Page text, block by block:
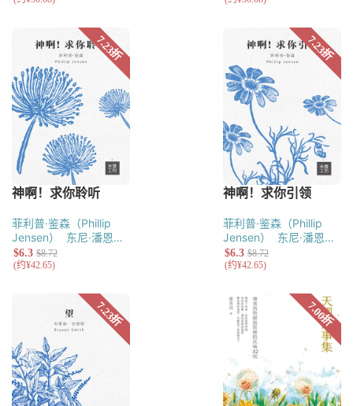
菲利普·鉴森（Phillip
Jensen）
东尼·潘恩
（Tony Payne）
菲利普·鉴森（Phillip
Jensen）
东尼·潘恩
（Tony Payne）